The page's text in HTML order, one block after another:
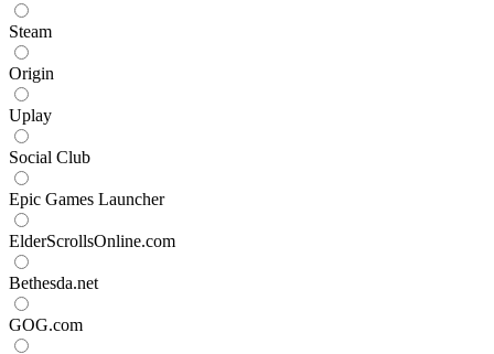
Steam
Origin
Uplay
Social Club
Epic Games Launcher
ElderScrollsOnline.com
Bethesda.net
GOG.com